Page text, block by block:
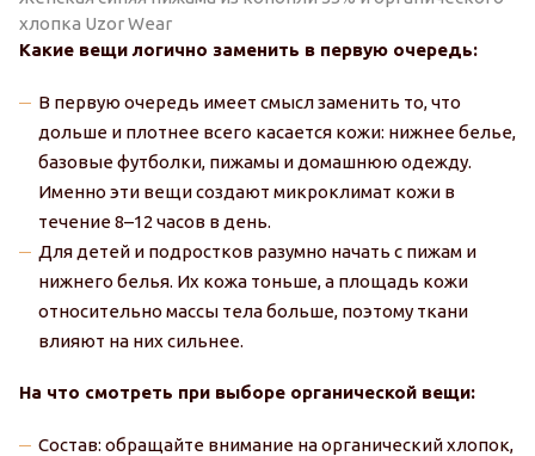
хлопка Uzor Wear
Какие вещи логично заменить в первую очередь:
В первую очередь имеет смысл заменить то, что
дольше и плотнее всего касается кожи: нижнее белье,
базовые футболки, пижамы и домашнюю одежду.
Именно эти вещи создают микроклимат кожи в
течение 8–12 часов в день.
Для детей и подростков разумно начать с пижам и
нижнего белья. Их кожа тоньше, а площадь кожи
относительно массы тела больше, поэтому ткани
влияют на них сильнее.
На что смотреть при выборе органической вещи:
Состав: обращайте внимание на органический хлопок,